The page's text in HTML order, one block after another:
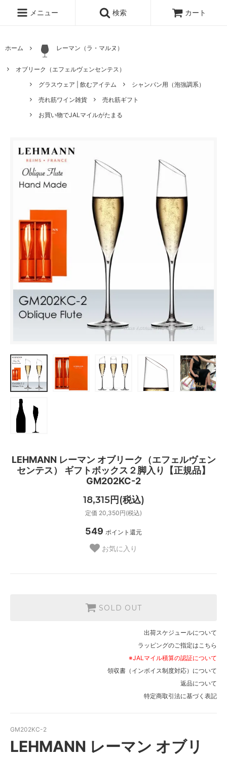
メニュー 検索 カート
ホーム レーマン（ラ・マルヌ）
オブリーク（エフェルヴェンセンテス）
グラスウェア | 飲むアイテム
シャンパン用（泡強調系）
売れ筋ワイン雑貨
売れ筋ギフト
お買い物でJALマイルがたまる
LEHMANN レーマン オブリーク（エフェルヴェン
センテス） ギフトボックス２脚入り【正規品】
GM202KC-2
18,315円(税込)
定価 20,350円(税込)
549 ポイント還元
お気に入り
SOLD OUT
出荷スケジュールについて
ラッピングのご指定はこちら
※JALマイル積算の認証について
領収書（インボイス制度対応）について
返品について
特定商取引法に基づく表記
GM202KC-2
LEHMANN レーマン オブリ